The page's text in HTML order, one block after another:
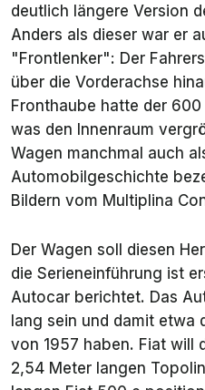
deutlich längere Version
Anders als dieser war er
"Frontlenker": Der
über die Vorderachse
Fronthaube hatte der
was den Innenraum
Wagen manchmal auch
Automobilgeschichte
Bildern vom Multiplina
Der Wagen soll diesen
die Serieneinführung ist
Autocar berichtet. Das
lang sein und damit etwa
von 1957 haben. Fiat will
2,54 Meter langen